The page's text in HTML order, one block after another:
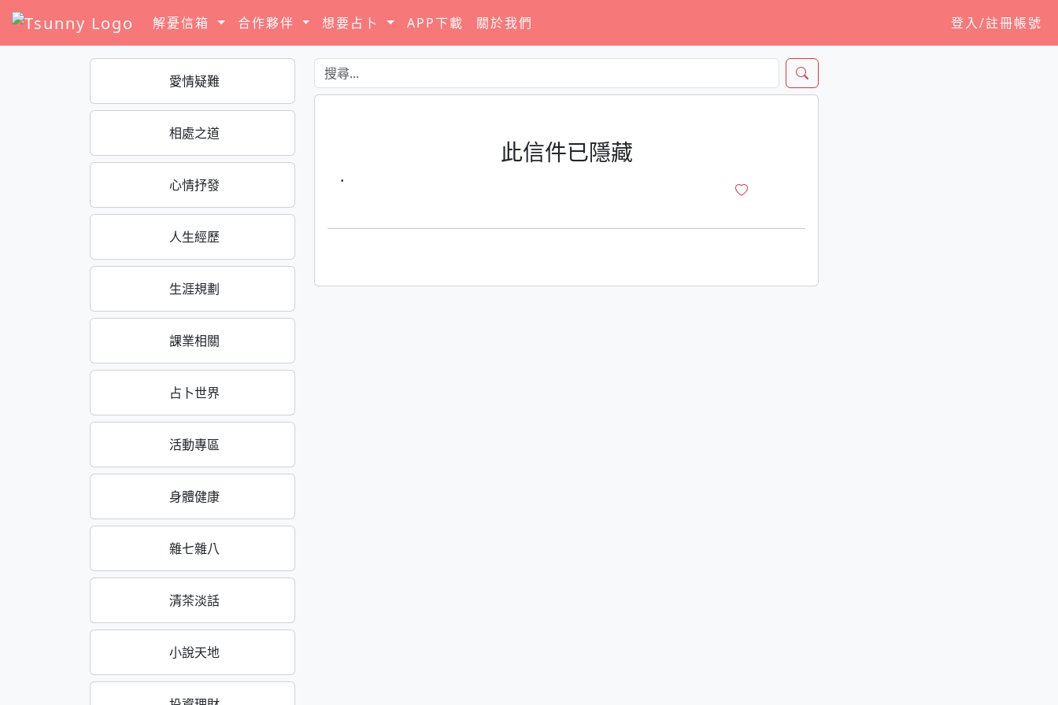
解憂信箱 合作夥伴 想要占卜 APP下載 關於我們 登入/註冊帳號
愛情疑難
相處之道
心情抒發
人生經歷
生涯規劃
課業相關
占卜世界
活動專區
身體健康
雜七雜八
清茶淡話
小說天地
此信件已隱藏
·